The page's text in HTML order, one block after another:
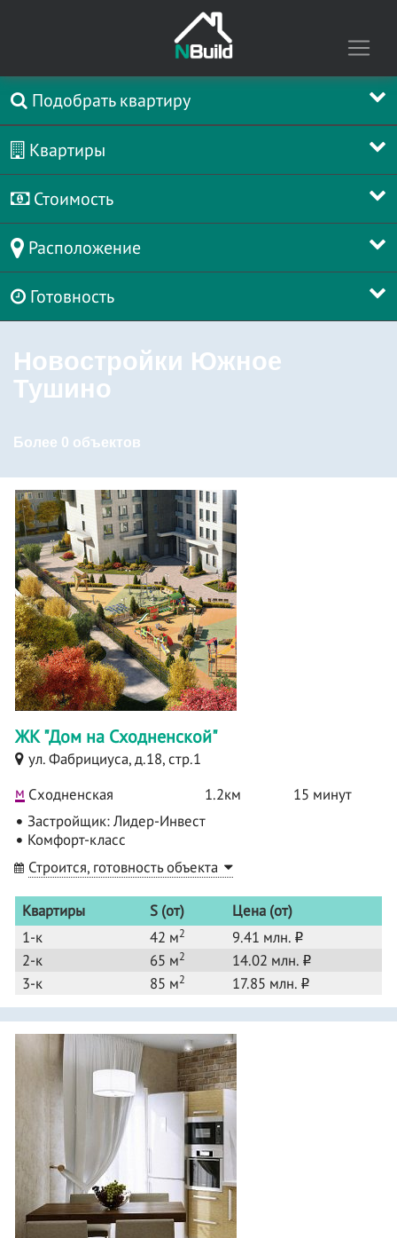
Подобрать квартиру
Квартиры
Стоимость
Расположение
Готовность
Новостройки Южное
Тушино
Более 0 объектов
ЖК "Дом на Сходненской"
ул. Фабрициуса, д.18, стр.1
м Сходненская 1.2км
15 минут
Застройщик: Лидер-Инвест
Комфорт-класс
Строится, готовность объекта
Квартиры S (от)
Цена (от)
1-к
42 м2 9.41 млн. o
2-к 65 м2 14.02 млн. o
3-к 85 м2 17.85 млн. o